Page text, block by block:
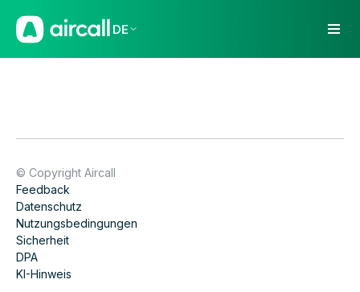
DE
© Copyright Aircall
Feedback
Datenschutz
Nutzungsbedingungen
Sicherheit
DPA
KI-Hinweis